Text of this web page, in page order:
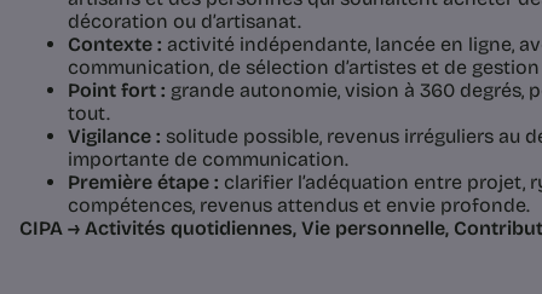
décoration ou d’artisanat.
Contexte : activité indépendante, lancée en ligne,
communication, de sélection d’artistes et de
Point fort : grande autonomie, vision à 360 degrés,
tout.
Vigilance : solitude possible, revenus irréguliers au
importante de communication.
Première étape : clarifier l’adéquation entre projet,
compétences, revenus attendus et envie profonde.
CIPA → Activités quotidiennes, Vie personnelle,